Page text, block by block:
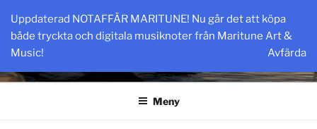
Uppdaterad NOTAFFÄR MARITUNE! Nu går det att köpa
både tryckta och digitala musiknoter från Maritune Art &
Music!
Avfärda
till
innehåll
MARITUNE.COM
Meny